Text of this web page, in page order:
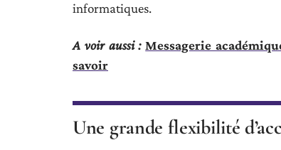
informatiques.
A voir aussi : Messagerie
savoir
Une grande flexibilité